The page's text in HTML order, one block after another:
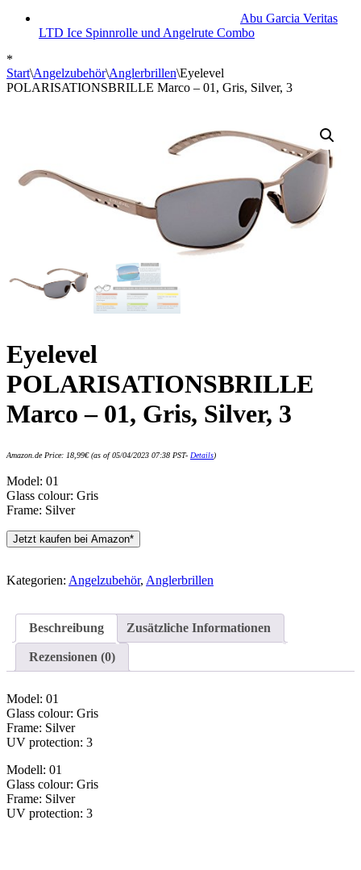
Abu Garcia Veritas
LTD Ice Spinnrolle und Angelrute Combo
*
Start\Angelzubehör\Anglerbrillen\Eyelevel
POLARISATIONSBRILLE Marco – 01, Gris, Silver, 3
Eyelevel
POLARISATIONSBRILLE
Marco – 01, Gris, Silver, 3
Amazon.de Price: 18,99€(as of 05/04/2023 07:38 PST- Details)
Model: 01
Glass colour: Gris
Frame: Silver
Jetzt kaufen bei Amazon*
Kategorien: Angelzubehör, Anglerbrillen
Beschreibung Zusätzliche Informationen
Rezensionen (0)
Model: 01
Glass colour: Gris
Frame: Silver
UV protection: 3
Modell: 01
Glass colour: Gris
Frame: Silver
UV protection: 3